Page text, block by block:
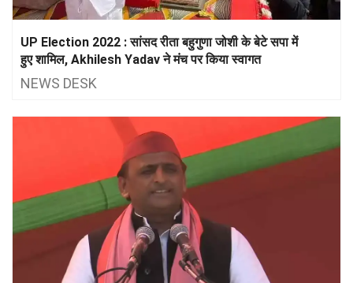
UP Election 2022 : सांसद रीता बहुगुणा जोशी के बेटे सपा में
हुए शामिल, Akhilesh Yadav ने मंच पर किया स्वागत
NEWS DESK